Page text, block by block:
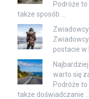
Podróże
także sposób …
postacie w
warto się
Podróże
także doświadczanie …